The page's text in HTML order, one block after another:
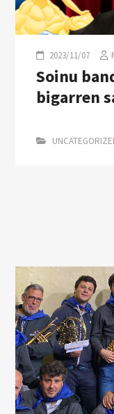
2023/11/07
Soinu
bigarren